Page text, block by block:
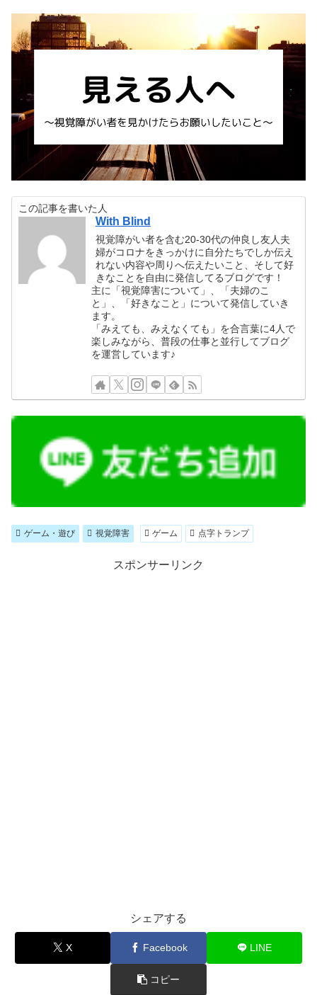
この記事を書いた人
With Blind
視覚障がい者を含む20-30代の仲良し友人夫
婦がコロナをきっかけに自分たちでしか伝え
れない内容や周りへ伝えたいこと、そして好
きなことを自由に発信してるブログです！
主に「視覚障害について」、「夫婦のこ
と」、「好きなこと」について発信していき
ます。
「みえても、みえなくても」を合言葉に4人で
楽しみながら、普段の仕事と並行してブログ
を運営しています♪
ゲーム・遊び 視覚障害 ゲーム 点字トランプ
スポンサーリンク
シェアする
X Facebook LINE
コピー